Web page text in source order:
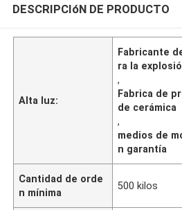
DESCRIPCIóN DE PRODUCTO
Alta luz:
Fabricante
ra la
,
Fabrica de
de cerámica
,
medios de
n garantía
Cantidad de orde
n mínima
500 kilos